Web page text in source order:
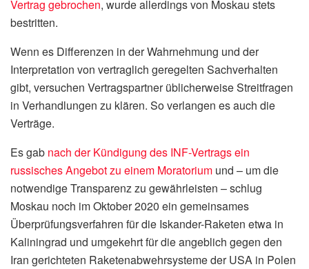
Vertrag gebrochen, wurde allerdings von Moskau stets
bestritten.
Wenn es Differenzen in der Wahrnehmung und der
Interpretation von vertraglich geregelten Sachverhalten
gibt, versuchen Vertragspartner üblicherweise Streitfragen
in Verhandlungen zu klären. So verlangen es auch die
Verträge.
Es gab nach der Kündigung des INF-Vertrags ein
russisches Angebot zu einem Moratorium und – um die
notwendige Transparenz zu gewährleisten – schlug
Moskau noch im Oktober 2020 ein gemeinsames
Überprüfungsverfahren für die Iskander-Raketen etwa in
Kaliningrad und umgekehrt für die angeblich gegen den
Iran gerichteten Raketenabwehrsysteme der USA in Polen